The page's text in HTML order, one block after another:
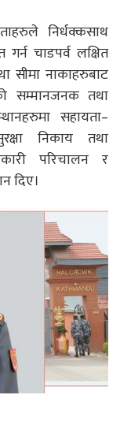
निर्धक्कसाथ
गर्न चाडपर्व लक्षित
सीमा नाकाहरुबाट
सम्मानजनक तथा
सहायता–
निकाय तथा
परिचालन र
दिए।